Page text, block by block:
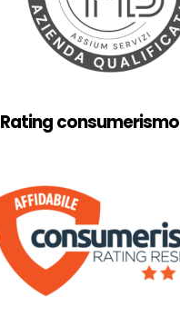
Rating consumerismo